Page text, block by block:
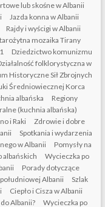
lub skośne w Albanii
Jazda konna w Albanii
Rajdy i wyścigi w Albanii
mozaika Tirany
Dziedzictwo komunizmu
folklorystyczna w
Historyczne Sił Zbrojnych
Średniowiecznej Korca
albańska
Regiony
(kuchnia albańska)
i Raki
Zdrowie i dobre
Spotkania i wydarzenia
w Albanii
Pomysły na
albańskich
Wycieczka po
Porady dotyczące
Albanii
Szlak
Ciepło i Cisza w Albanii
Albanii?
Wycieczka po